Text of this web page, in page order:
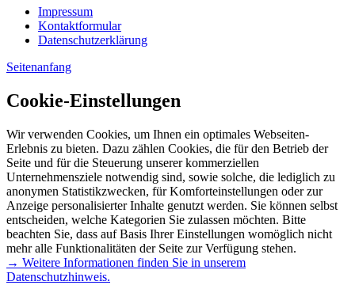
Impressum
Kontaktformular
Datenschutzerklärung
Seitenanfang
Cookie-Einstellungen
Wir verwenden Cookies, um Ihnen ein optimales Webseiten-
Erlebnis zu bieten. Dazu zählen Cookies, die für den Betrieb der
Seite und für die Steuerung unserer kommerziellen
Unternehmensziele notwendig sind, sowie solche, die lediglich zu
anonymen Statistikzwecken, für Komforteinstellungen oder zur
Anzeige personalisierter Inhalte genutzt werden. Sie können selbst
entscheiden, welche Kategorien Sie zulassen möchten. Bitte
beachten Sie, dass auf Basis Ihrer Einstellungen womöglich nicht
mehr alle Funktionalitäten der Seite zur Verfügung stehen.
→ Weitere Informationen finden Sie in unserem
Datenschutzhinweis.